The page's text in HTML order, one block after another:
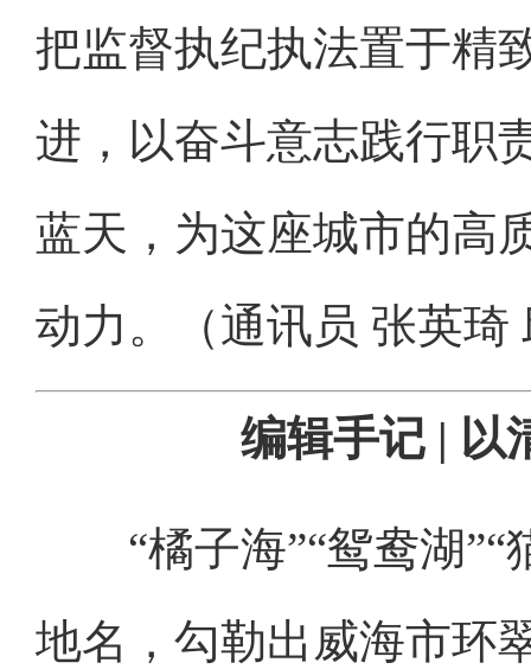
把监督执纪执法置于精
进，以奋斗意志践行职
蓝天，为这座城市的高
动力。（通讯员 张英琦
编辑手记 | 以
“橘子海”“鸳鸯湖”“
地名，勾勒出威海市环